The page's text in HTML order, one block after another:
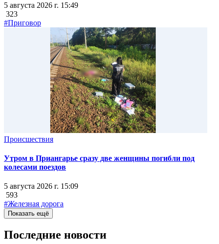
5 августа 2026 г. 15:49
323
#Приговор
Происшествия
Утром в Приангарье сразу две женщины погибли под
колесами поездов
5 августа 2026 г. 15:09
593
#Железная дорога
Показать ещё
Последние новости